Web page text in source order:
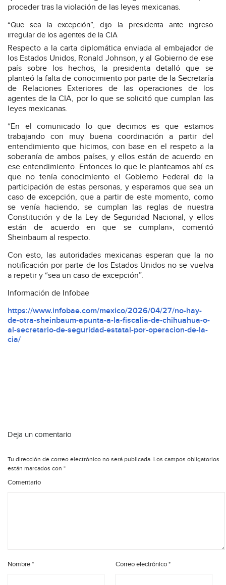
proceder tras la violación de las leyes mexicanas.
“Que sea la excepción”, dijo la presidenta ante ingreso
irregular de los agentes de la CIA
Respecto a la carta diplomática enviada al embajador de
los Estados Unidos, Ronald Johnson, y al Gobierno de ese
país sobre los hechos, la presidenta detalló que se
planteó la falta de conocimiento por parte de la Secretaría
de Relaciones Exteriores de las operaciones de los
agentes de la CIA, por lo que se solicitó que cumplan las
leyes mexicanas.
“En el comunicado lo que decimos es que estamos
trabajando con muy buena coordinación a partir del
entendimiento que hicimos, con base en el respeto a la
soberanía de ambos países, y ellos están de acuerdo en
ese entendimiento. Entonces lo que le planteamos ahí es
que no tenía conocimiento el Gobierno Federal de la
participación de estas personas, y esperamos que sea un
caso de excepción, que a partir de este momento, como
se venía haciendo, se cumplan las reglas de nuestra
Constitución y de la Ley de Seguridad Nacional, y ellos
están de acuerdo en que se cumplan», comentó
Sheinbaum al respecto.
Con esto, las autoridades mexicanas esperan que la no
notificación por parte de los Estados Unidos no se vuelva
a repetir y “sea un caso de excepción”.
Información de Infobae
https://www.infobae.com/mexico/2026/04/27/no-hay-
de-otra-sheinbaum-apunta-a-la-fiscalia-de-chihuahua-o-
al-secretario-de-seguridad-estatal-por-operacion-de-la-
cia/
Deja un comentario
Tu dirección de correo electrónico no será publicada. Los campos obligatorios
están marcados con *
Comentario
Nombre* Correo electrónico*